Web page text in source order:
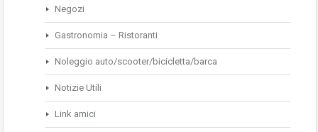
Negozi
Gastronomia – Ristoranti
Noleggio auto/scooter/bicicletta/barca
Notizie Utili
Link amici